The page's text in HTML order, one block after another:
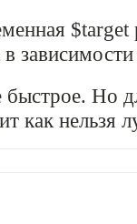
зависимости
Но
как нельзя